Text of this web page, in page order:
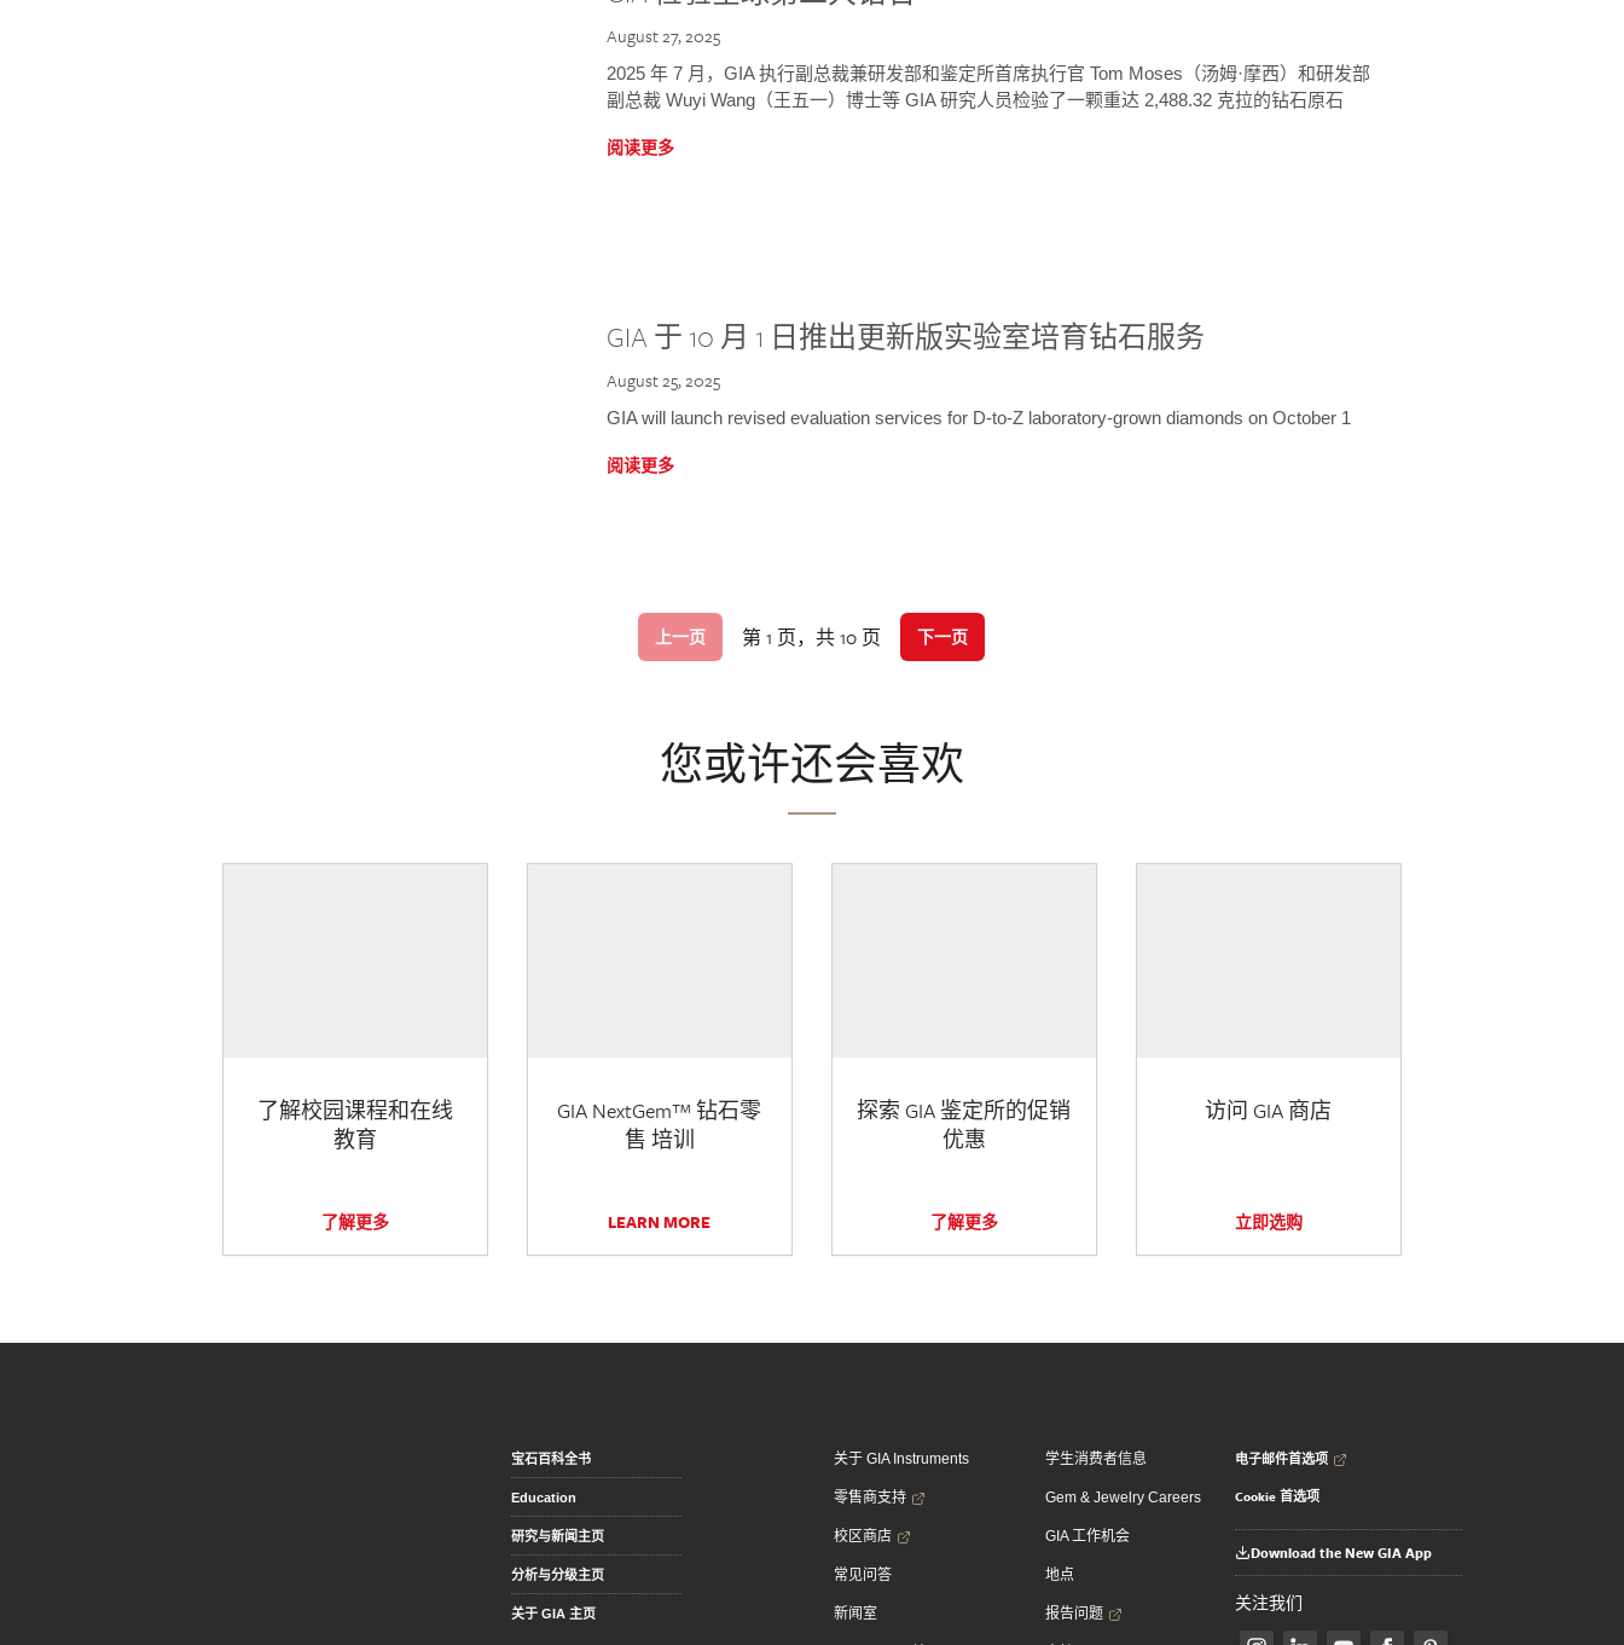
August 27, 2025
2025 年 7 月，GIA 执行副总裁兼研发部和鉴定所首席执行官 Tom Moses（汤姆·摩西）和研发部
副总裁 Wuyi Wang（王五一）博士等 GIA 研究人员检验了一颗重达 2,488.32 克拉的钻石原石
阅读更多
GIA 于 10 月 1 日推出更新版实验室培育钻石服务
August 25, 2025
GIA will launch revised evaluation services for D-to-Z laboratory-grown diamonds on October 1
阅读更多
上一页 第 1 页，共 10 页 下一页
您或许还会喜欢
了解校园课程和在线
教育
了解更多
GIA NextGem™ 钻石零
售 培训
LEARN MORE
探索 GIA 鉴定所的促销
优惠
了解更多
访问 GIA 商店
立即选购
宝石百科全书
Education
研究与新闻主页
分析与分级主页
关于 GIA 主页
关于 GIA Instruments
零售商支持
校区商店
常见问答
新闻室
学生消费者信息
Gem & Jewelry Careers
GIA 工作机会
地点
报告问题
电子邮件首选项
Cookie 首选项
Download the New GIA App
关注我们